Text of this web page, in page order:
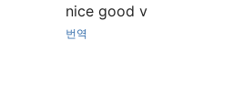
nice good v
번역